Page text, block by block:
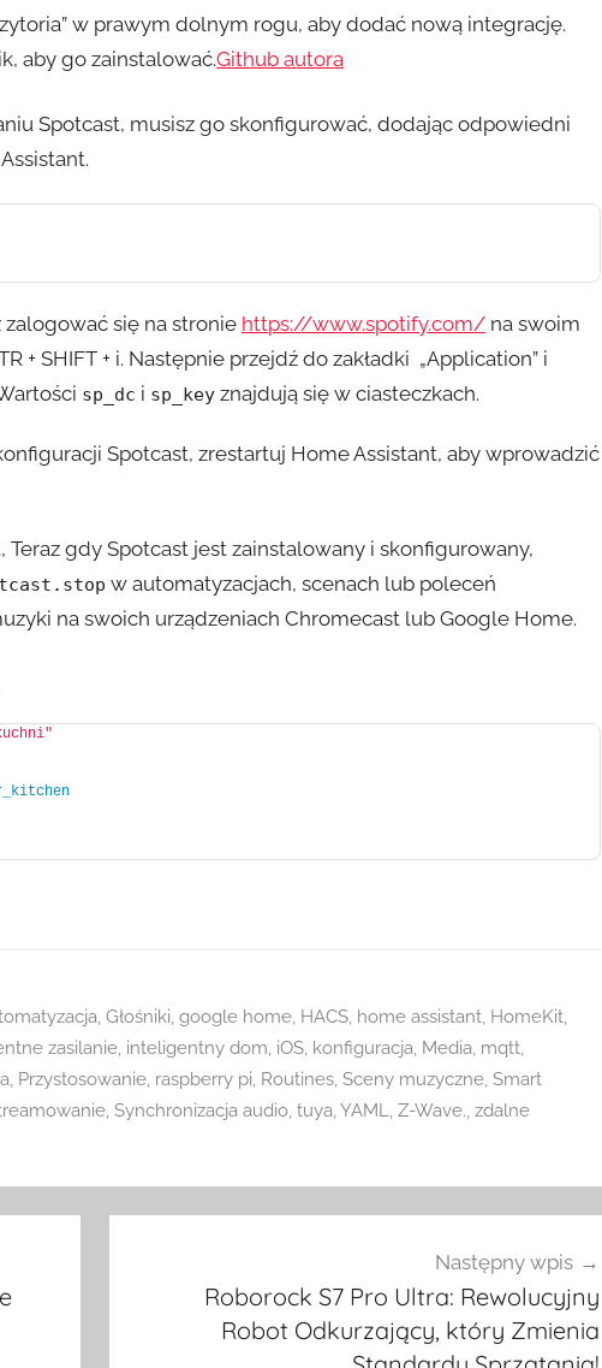
w prawym dolnym rogu, aby dodać nową integrację.
aby go zainstalować.Github autora
Spotcast, musisz go skonfigurować, dodając odpowiedni
zalogować się na stronie https://www.spotify.com/ na swoim
SHIFT + i. Następnie przejdź do zakładki „Application” i
sp_dc i sp_key znajdują się w ciasteczkach.
Spotcast, zrestartuj Home Assistant, aby wprowadzić
gdy Spotcast jest zainstalowany i skonfigurowany,
w automatyzacjach, scenach lub poleceń
na swoich urządzeniach Chromecast lub Google Home.
Głośniki google home, HACS, home assistant, HomeKit,
zasilanie inteligentny dom iOS konfiguracja Media mqtt
Przystosowanie raspberry pi Routines Sceny muzyczne Smart
Synchronizacja audio tuya YAML Z-Wave. zdalne
Następny wpis
Roborock S7 Pro Ultra: Rewolucyjny
Robot Odkurzający, który Zmienia